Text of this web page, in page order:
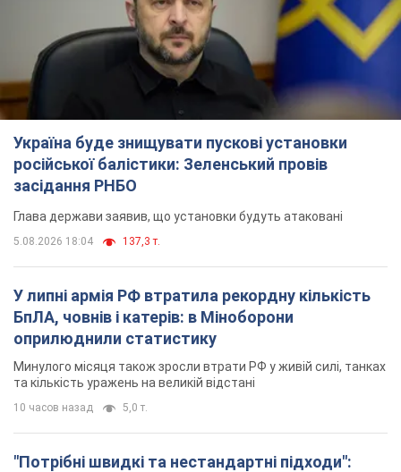
Україна буде знищувати пускові установки
російської балістики: Зеленський провів
засідання РНБО
Глава держави заявив, що установки будуть атаковані
5.08.2026 18:04 137,3 т.
У липні армія РФ втратила рекордну кількість
БпЛА, човнів і катерів: в Міноборони
оприлюднили статистику
Минулого місяця також зросли втрати РФ у живій силі, танках
та кількість уражень на великій відстані
10 часов назад 5,0 т.
"Потрібні швидкі та нестандартні підходи":